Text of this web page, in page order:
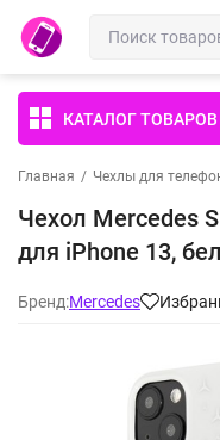
КАТАЛОГ ТОВАРОВ
Главная / Чехлы для
Чехол Mercedes
для iPhone 13,
Бренд:Mercedes